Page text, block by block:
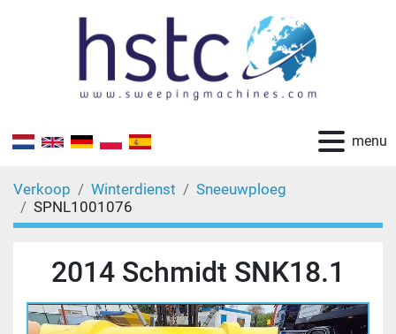
menu
Verkoop Winterdienst
Sneeuwploeg
SPNL1001076
2014 Schmidt SNK18.1